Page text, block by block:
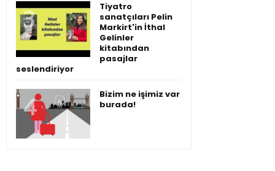
Tiyatro
sanatçıları Pelin
Markirt'in İthal
Gelinler
kitabından
pasajlar
seslendiriyor
Bizim ne işimiz var
burada!